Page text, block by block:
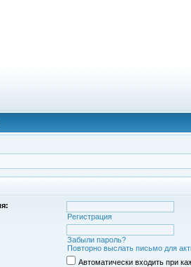
Регистрация
Забыли пароль?
Повторно выслать письмо для
Автоматически входить при